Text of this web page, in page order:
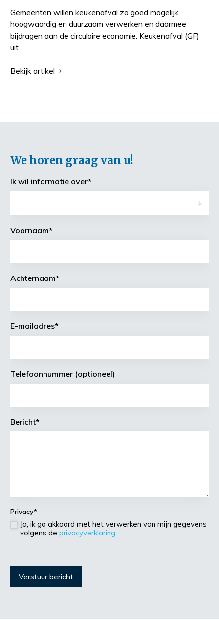
Gemeenten willen keukenafval zo goed mogelijk
hoogwaardig en duurzaam verwerken en daarmee
bijdragen aan de circulaire economie. Keukenafval (GF)
uit…
Bekijk artikel
We horen graag van u!
Ik wil informatie over*
Voornaam*
Achternaam*
E-mailadres*
Telefoonnummer (optioneel)
Bericht*
Privacy*
Ja, ik ga akkoord met het verwerken van mijn gegevens
volgens de privacyverklaring
Verstuur bericht